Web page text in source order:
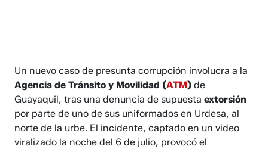
Un nuevo caso de presunta corrupción involucra a la
Agencia de Tránsito y Movilidad (ATM) de
Guayaquil, tras una denuncia de supuestaextorsión
por parte de uno de sus uniformados en Urdesa, al
norte de la urbe. El incidente, captado en un video
viralizado la noche del 6 de julio, provocó el